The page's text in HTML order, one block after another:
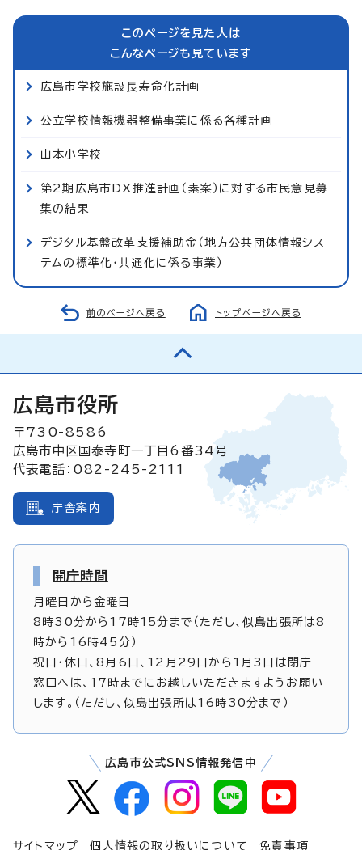
このページを見た人は
こんなページも見ています
広島市学校施設長寿命化計画
公立学校情報機器整備事業に係る各種計画
山本小学校
第2期広島市DX推進計画（素案）に対する市民意見募
集の結果
デジタル基盤改革支援補助金（地方公共団体情報シス
テムの標準化・共通化に係る事業）
前のページへ戻る トップページへ戻る
広島市役所
〒730-8586
広島市中区国泰寺町一丁目6番34号
代表電話：082-245-2111
庁舎案内
開庁時間
月曜日から金曜日
8時30分から17時15分まで（ただし、似島出張所は8
時から16時45分）
祝日・休日、8月6日、12月29日から1月3日は閉庁
窓口へは、17時までにお越しいただきますようお願い
します。（ただし、似島出張所は16時30分まで）
広島市公式SNS情報発信中
サイトマップ 個人情報の取り扱いについて 免責事項